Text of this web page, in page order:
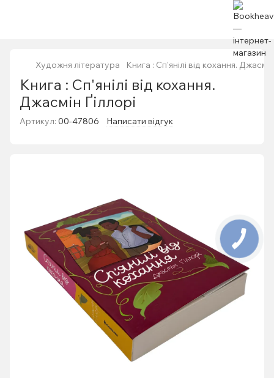
Художня література Книга : Сп'янілі від кохання.
Книга : Сп'янілі від кохання.
Джасмін Ґіллорі
Артикул: 00-47806 Написати відгук